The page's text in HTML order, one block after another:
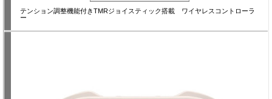
テンション調整機能付きTMRジョイスティック搭載 ワイヤレスコントローラ
ー